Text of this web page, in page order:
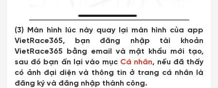
(3) Màn hình lúc này quay lại màn hình của app
VietRace365, bạn đăng nhập tài khoản
VietRace365 bằng email và mật khẩu mới tạo,
sau đó bạn ấn lại vào mục Cá nhân, nếu đã thấy
có ảnh đại diện và thông tin ở trang cá nhân là
đăng ký và đăng nhập thành công.